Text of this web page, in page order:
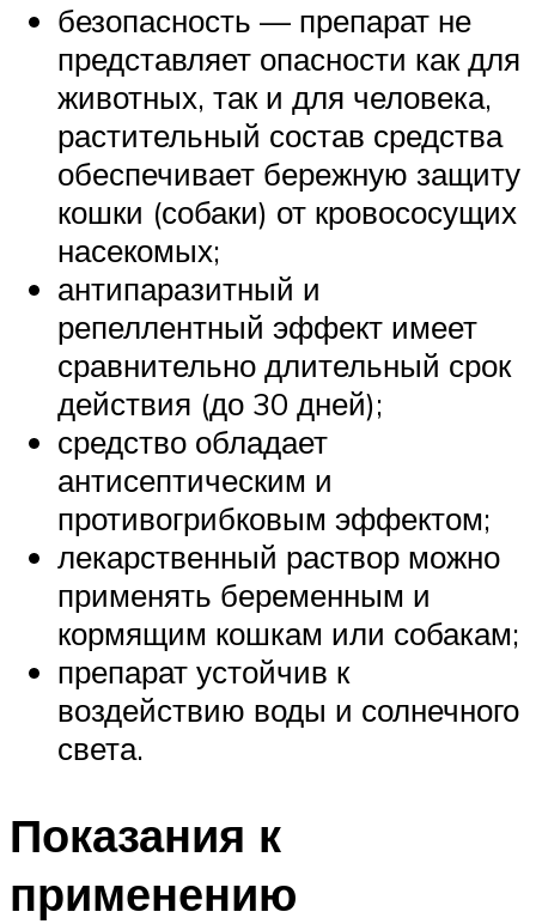
безопасность — препарат не
представляет опасности как для
животных, так и для человека,
растительный состав средства
обеспечивает бережную защиту
кошки (собаки) от кровососущих
насекомых;
антипаразитный и
репеллентный эффект имеет
сравнительно длительный срок
действия (до 30 дней);
средство обладает
антисептическим и
противогрибковым эффектом;
лекарственный раствор можно
применять беременным и
кормящим кошкам или собакам;
препарат устойчив к
воздействию воды и солнечного
света.
Показания к
применению